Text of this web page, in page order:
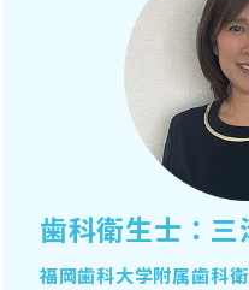
歯科衛生士：三
福岡歯科大学附属歯科